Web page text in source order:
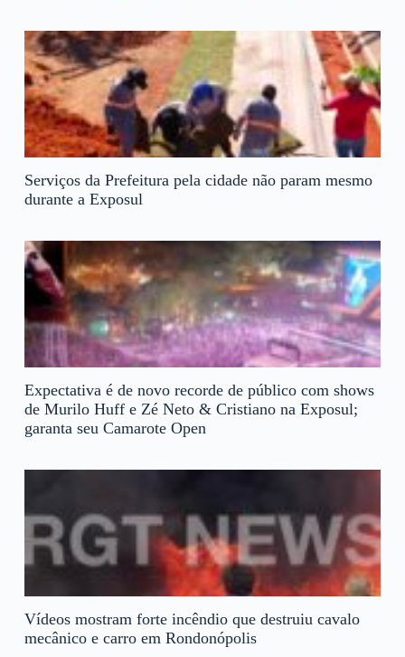
Serviços da Prefeitura pela cidade não param mesmo
durante a Exposul
Expectativa é de novo recorde de público com shows
de Murilo Huff e Zé Neto & Cristiano na Exposul;
garanta seu Camarote Open
Vídeos mostram forte incêndio que destruiu cavalo
mecânico e carro em Rondonópolis